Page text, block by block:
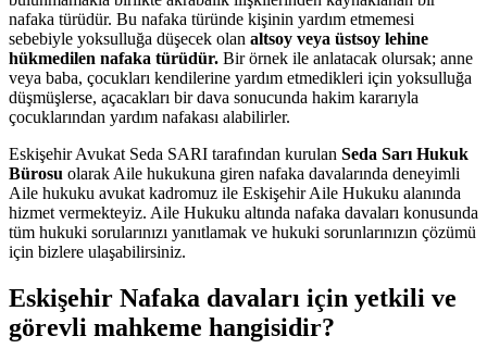
nafaka türüdür. Bu nafaka türünde kişinin yardım etmemesi
sebebiyle yoksulluğa düşecek olan altsoy veya üstsoy lehine
hükmedilen nafaka türüdür. Bir örnek ile anlatacak olursak; anne
veya baba, çocukları kendilerine yardım etmedikleri için yoksulluğa
düşmüşlerse, açacakları bir dava sonucunda hakim kararıyla
çocuklarından yardım nafakası alabilirler.
Eskişehir Avukat Seda SARI tarafından kurulan Seda Sarı Hukuk
Bürosu olarak Aile hukukuna giren nafaka davalarında deneyimli
Aile hukuku avukat kadromuz ile Eskişehir Aile Hukuku alanında
hizmet vermekteyiz. Aile Hukuku altında nafaka davaları konusunda
tüm hukuki sorularınızı yanıtlamak ve hukuki sorunlarınızın çözümü
için bizlere ulaşabilirsiniz.
Eskişehir Nafaka davaları için yetkili ve
görevli mahkeme hangisidir?